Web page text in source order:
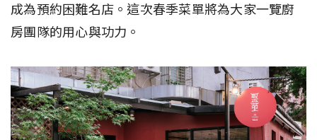
成為預約困難名店。這次春季菜單將為大家一覽廚
房團隊的用心與功力。